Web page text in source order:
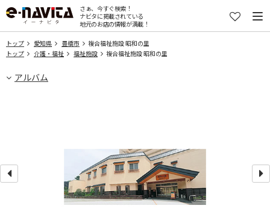
さぁ、今すぐ検索！
ナビタに掲載されている
地元のお店の情報が満載！
トップ 愛知県 豊橋市
複合福祉施設 昭和の里
トップ
介護・福祉 福祉施設 複合福祉施設 昭和の里
アルバム